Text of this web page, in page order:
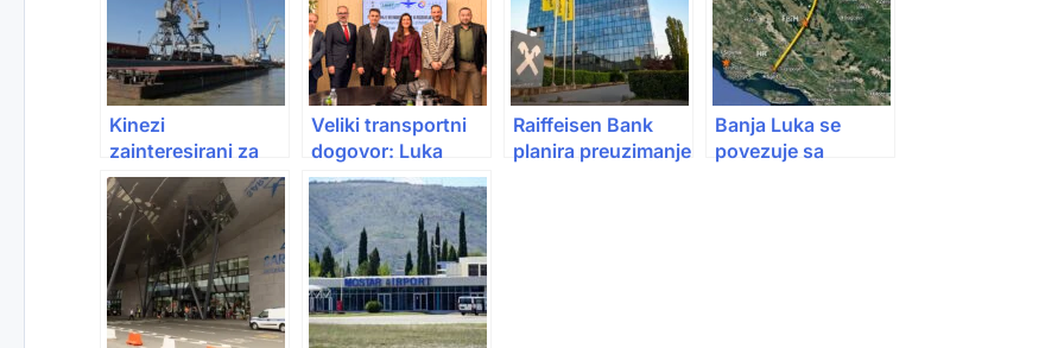
Kinezi
zainteresirani za
Borovo i Luku
Vukovar
Veliki transportni
dogovor: Luka
Ploče i željeznice
BiH udružile snage
Raiffeisen Bank
planira preuzimanje
Banja Luka se
povezuje sa